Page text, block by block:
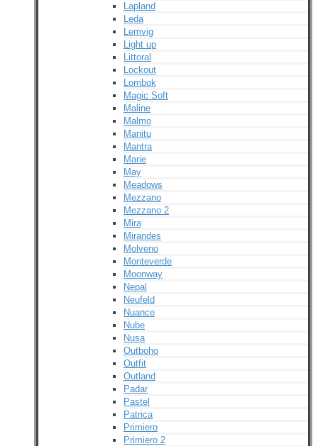
Lapland
Leda
Lemvig
Light up
Littoral
Lockout
Lombok
Magic Soft
Maline
Malmo
Manitu
Mantra
Marie
May
Meadows
Mezzano
Mezzano 2
Mira
Mirandes
Molveno
Monteverde
Moonway
Nepal
Neufeld
Nuance
Nube
Nusa
Outboho
Outfit
Outland
Padar
Pastel
Patrica
Primiero
Primiero 2